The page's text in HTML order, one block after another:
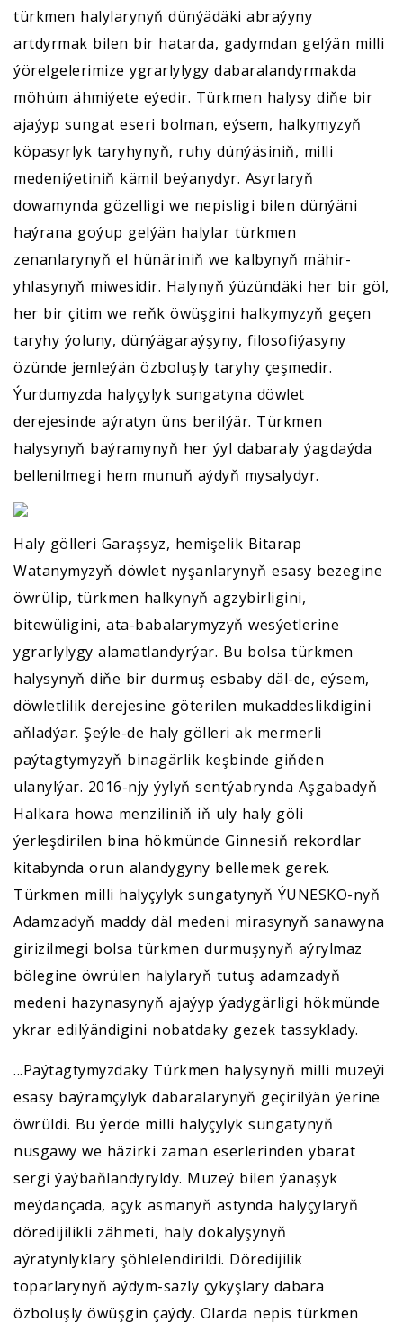
türkmen halylarynyň dünýädäki abraýyny
artdyrmak bilen bir hatarda, gadymdan gelýän milli
ýörelgelerimize ygrarlylygy dabaralandyrmakda
möhüm ähmiýete eýedir. Türkmen halysy diňe bir
ajaýyp sungat eseri bolman, eýsem, halkymyzyň
köpasyrlyk taryhynyň, ruhy dünýäsiniň, milli
medeniýetiniň kämil beýanydyr. Asyrlaryň
dowamynda gözelligi we nepisligi bilen dünýäni
haýrana goýup gelýän halylar türkmen
zenanlarynyň el hünäriniň we kalbynyň mähir-
yhlasynyň miwesidir. Halynyň ýüzündäki her bir göl,
her bir çitim we reňk öwüşgini halkymyzyň geçen
taryhy ýoluny, dünýägaraýşyny, filosofiýasyny
özünde jemleýän özboluşly taryhy çeşmedir.
Ýurdumyzda halyçylyk sungatyna döwlet
derejesinde aýratyn üns berilýär. Türkmen
halysynyň baýramynyň her ýyl dabaraly ýagdaýda
bellenilmegi hem munuň aýdyň mysalydyr.
Haly gölleri Garaşsyz, hemişelik Bitarap
Watanymyzyň döwlet nyşanlarynyň esasy bezegine
öwrülip, türkmen halkynyň agzybirligini,
bitewüligini, ata-babalarymyzyň wesýetlerine
ygrarlylygy alamatlandyrýar. Bu bolsa türkmen
halysynyň diňe bir durmuş esbaby däl-de, eýsem,
döwletlilik derejesine göterilen mukaddeslikdigini
aňladýar. Şeýle-de haly gölleri ak mermerli
paýtagtymyzyň binagärlik keşbinde giňden
ulanylýar. 2016-njy ýylyň sentýabrynda Aşgabadyň
Halkara howa menziliniň iň uly haly göli
ýerleşdirilen bina hökmünde Ginnesiň rekordlar
kitabynda orun alandygyny bellemek gerek.
Türkmen milli halyçylyk sungatynyň ÝUNESKO-nyň
Adamzadyň maddy däl medeni mirasynyň sanawyna
girizilmegi bolsa türkmen durmuşynyň aýrylmaz
bölegine öwrülen halylaryň tutuş adamzadyň
medeni hazynasynyň ajaýyp ýadygärligi hökmünde
ykrar edilýändigini nobatdaky gezek tassyklady.
...Paýtagtymyzdaky Türkmen halysynyň milli muzeýi
esasy baýramçylyk dabaralarynyň geçirilýän ýerine
öwrüldi. Bu ýerde milli halyçylyk sungatynyň
nusgawy we häzirki zaman eserlerinden ybarat
sergi ýaýbaňlandyryldy. Muzeý bilen ýanaşyk
meýdançada, açyk asmanyň astynda halyçylaryň
döredijilikli zähmeti, haly dokalyşynyň
aýratynlyklary şöhlelendirildi. Döredijilik
toparlarynyň aýdym-sazly çykyşlary dabara
özboluşly öwüşgin çaýdy. Olarda nepis türkmen